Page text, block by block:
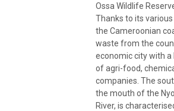
Ossa Wildlife
Thanks to its
the Cameroonian
waste from the
economic city with
of agri-food,
companies. The
the mouth of the
River, is